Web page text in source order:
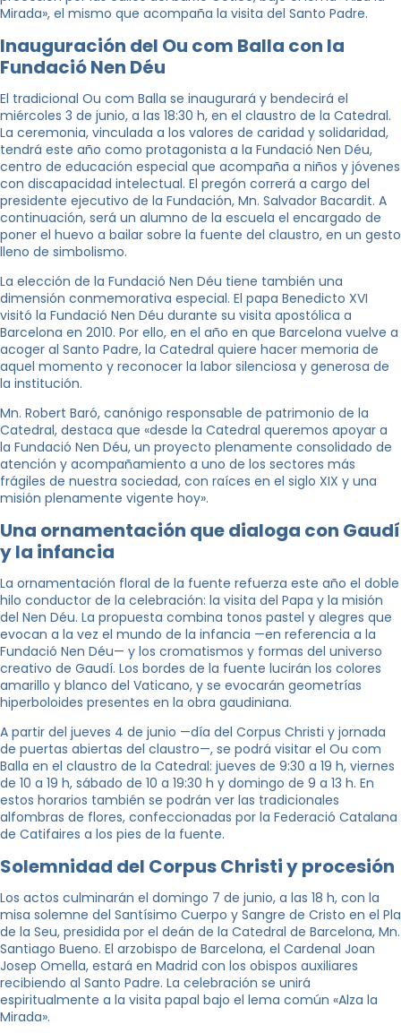
Mirada», el mismo que acompaña la visita del Santo Padre.
Inauguración del Ou com Balla con la
Fundació Nen Déu
El tradicional Ou com Balla se inaugurará y bendecirá el
miércoles 3 de junio, a las 18:30 h, en el claustro de la Catedral.
La ceremonia, vinculada a los valores de caridad y solidaridad,
tendrá este año como protagonista a la Fundació Nen Déu,
centro de educación especial que acompaña a niños y jóvenes
con discapacidad intelectual. El pregón correrá a cargo del
presidente ejecutivo de la Fundación, Mn. Salvador Bacardit. A
continuación, será un alumno de la escuela el encargado de
poner el huevo a bailar sobre la fuente del claustro, en un gesto
lleno de simbolismo.
La elección de la Fundació Nen Déu tiene también una
dimensión conmemorativa especial. El papa Benedicto XVI
visitó la Fundació Nen Déu durante su visita apostólica a
Barcelona en 2010. Por ello, en el año en que Barcelona vuelve a
acoger al Santo Padre, la Catedral quiere hacer memoria de
aquel momento y reconocer la labor silenciosa y generosa de
la institución.
Mn. Robert Baró, canónigo responsable de patrimonio de la
Catedral, destaca que «desde la Catedral queremos apoyar a
la Fundació Nen Déu, un proyecto plenamente consolidado de
atención y acompañamiento a uno de los sectores más
frágiles de nuestra sociedad, con raíces en el siglo XIX y una
misión plenamente vigente hoy».
Una ornamentación que dialoga con Gaudí
y la infancia
La ornamentación floral de la fuente refuerza este año el doble
hilo conductor de la celebración: la visita del Papa y la misión
del Nen Déu. La propuesta combina tonos pastel y alegres que
evocan a la vez el mundo de la infancia —en referencia a la
Fundació Nen Déu— y los cromatismos y formas del universo
creativo de Gaudí. Los bordes de la fuente lucirán los colores
amarillo y blanco del Vaticano, y se evocarán geometrías
hiperboloides presentes en la obra gaudiniana.
A partir del jueves 4 de junio —día del Corpus Christi y jornada
de puertas abiertas del claustro—, se podrá visitar el Ou com
Balla en el claustro de la Catedral: jueves de 9:30 a 19 h, viernes
de 10 a 19 h, sábado de 10 a 19:30 h y domingo de 9 a 13 h. En
estos horarios también se podrán ver las tradicionales
alfombras de flores, confeccionadas por la Federació Catalana
de Catifaires a los pies de la fuente.
Solemnidad del Corpus Christi y procesión
Los actos culminarán el domingo 7 de junio, a las 18 h, con la
misa solemne del Santísimo Cuerpo y Sangre de Cristo en el Pla
de la Seu, presidida por el deán de la Catedral de Barcelona, Mn.
Santiago Bueno. El arzobispo de Barcelona, el Cardenal Joan
Josep Omella, estará en Madrid con los obispos auxiliares
recibiendo al Santo Padre. La celebración se unirá
espiritualmente a la visita papal bajo el lema común «Alza la
Mirada».